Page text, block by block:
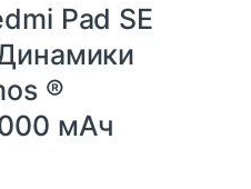
Pad SE
®
мАч